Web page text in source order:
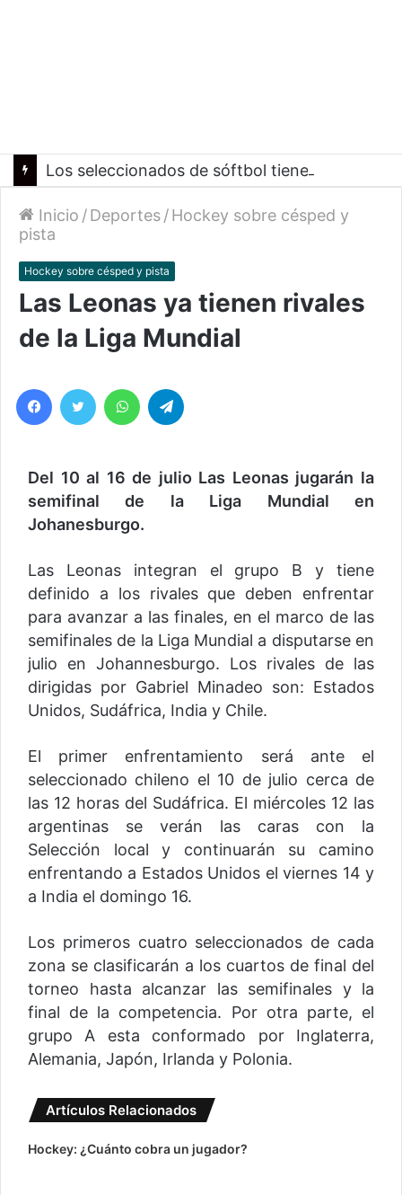
Inicio /Deportes/Hockey sobre césped y
pista
Hockey sobre césped y pista
Las Leonas ya tienen rivales
de la Liga Mundial
Del 10 al 16 de julio Las Leonas jugarán la
semifinal de la Liga Mundial en
Johanesburgo.
Las Leonas integran el grupo B y tiene
definido a los rivales que deben enfrentar
para avanzar a las finales, en el marco de las
semifinales de la Liga Mundial a disputarse en
julio en Johannesburgo. Los rivales de las
dirigidas por Gabriel Minadeo son: Estados
Unidos, Sudáfrica, India y Chile.
El primer enfrentamiento será ante el
seleccionado chileno el 10 de julio cerca de
las 12 horas del Sudáfrica. El miércoles 12 las
argentinas se verán las caras con la
Selección local y continuarán su camino
enfrentando a Estados Unidos el viernes 14 y
a India el domingo 16.
Los primeros cuatro seleccionados de cada
zona se clasificarán a los cuartos de final del
torneo hasta alcanzar las semifinales y la
final de la competencia. Por otra parte, el
grupo A esta conformado por Inglaterra,
Alemania, Japón, Irlanda y Polonia.
Artículos Relacionados
Hockey: ¿Cuánto cobra un jugador?